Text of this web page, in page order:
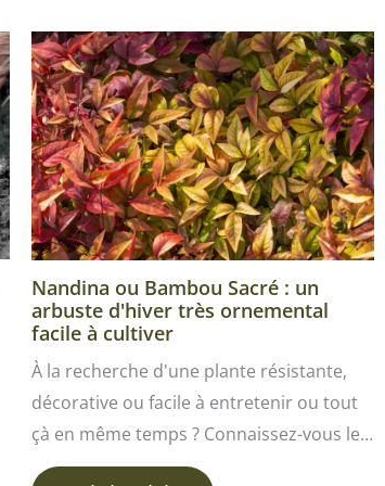
Nandina ou Bambou Sacré : un
arbuste d'hiver très ornemental
facile à cultiver
À la recherche d'une plante résistante,
décorative ou facile à entretenir ou tout
çà en même temps ? Connaissez-vous le…